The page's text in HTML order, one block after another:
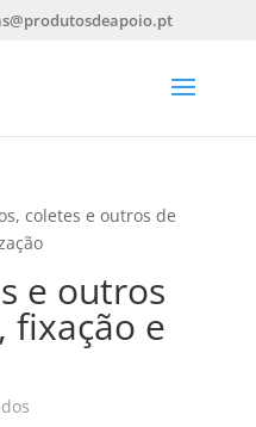
coletes e outros de
e outros
fixação e
Ordenado